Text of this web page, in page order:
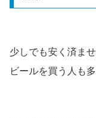
少しでも安く済ま
ビールを買う人も